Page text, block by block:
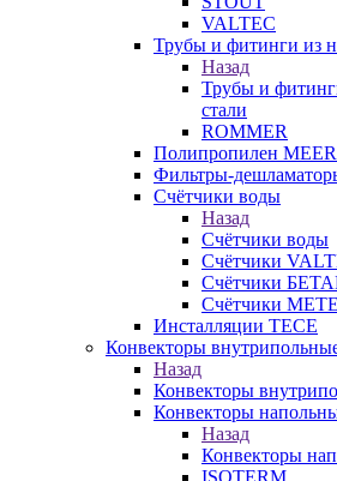
VALTEC
Трубы и фитинги из
Назад
Трубы и
стали
ROMMER
Полипропилен
Фильтры-
Счётчики воды
Назад
Счётчики воды
Счётчики
Счётчики
Счётчики
Инсталляции TECE
Конвекторы
Назад
Конвекторы
Конвекторы
Назад
Конвекторы
ISOTERM